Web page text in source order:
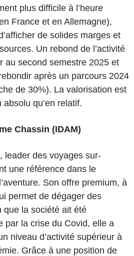
plus difficile à l’heure
France et en Allemagne),
de solides marges et
Un rebond de l’activité
au second semestre 2025 et
après un parcours 2024
de 30%). La valorisation est
qu’en relatif.
Chassin (IDAM)
, leader des voyages sur-
une référence dans le
Son offre premium, à
permet de dégager des
que la société ait été
par la crise du Covid, elle a
niveau d’activité supérieur à
Grâce à une position de